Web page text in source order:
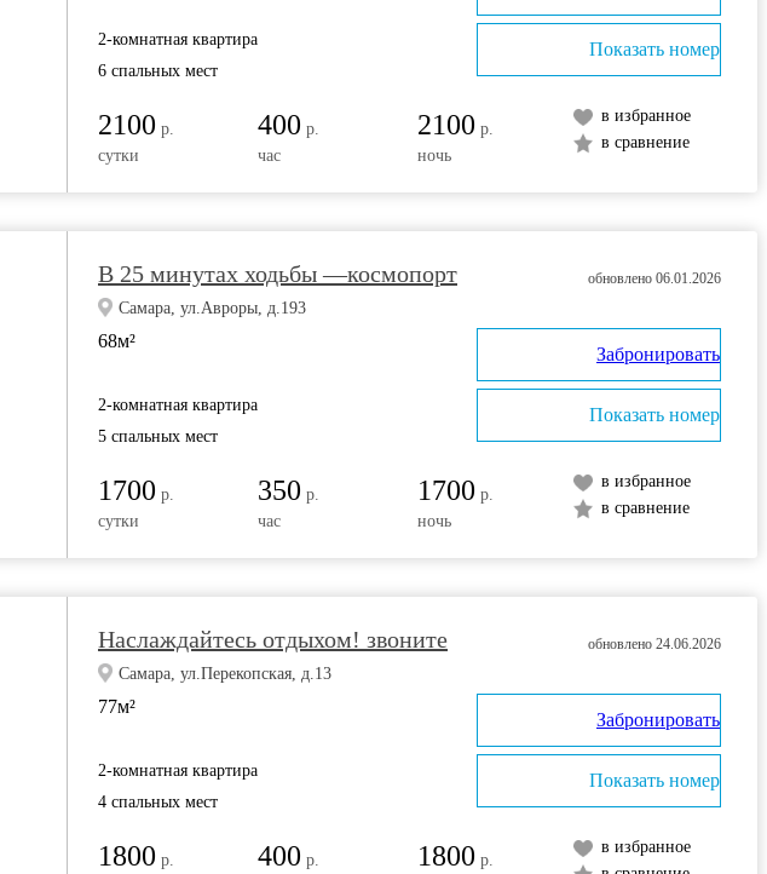
2-комнатная квартира
6 спальных мест
2100 р.
сутки
400 р.
час
2100 р.
ночь
в избранное
в сравнение
Показать номер
В 25 минутах ходьбы —космопорт
Самара, ул.Авроры, д.193
68м²
2-комнатная квартира
5 спальных мест
1700 р.
сутки
350 р.
час
1700 р.
ночь
обновлено 06.01.2026
в избранное
в сравнение
Забронировать
Показать номер
Наслаждайтесь отдыхом! звоните
Самара, ул.Перекопская, д.13
77м²
2-комнатная квартира
4 спальных мест
1800 р.
400 р.
1800 р.
обновлено 24.06.2026
в избранное
Забронировать
Показать номер